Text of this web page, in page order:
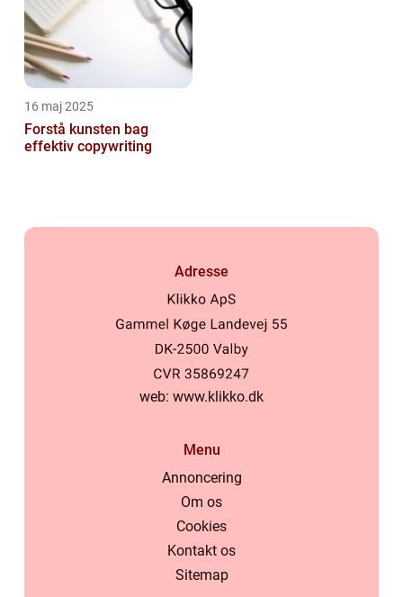
16 maj 2025
Forstå kunsten bag
effektiv copywriting
Adresse
web: www.klikko.dk
Menu
Annoncering
Om os
Cookies
Kontakt os
Sitemap